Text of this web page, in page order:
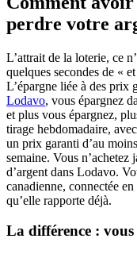
perdre votre
L’attrait de la loterie, ce
quelques secondes de «
L’épargne liée à des prix
Lodavo, vous épargnez
et plus vous épargnez,
tirage hebdomadaire,
un prix garanti d’au
semaine. Vous
d’argent dans Lodavo.
canadienne, connectée
qu’elle rapporte déjà.
La différence :